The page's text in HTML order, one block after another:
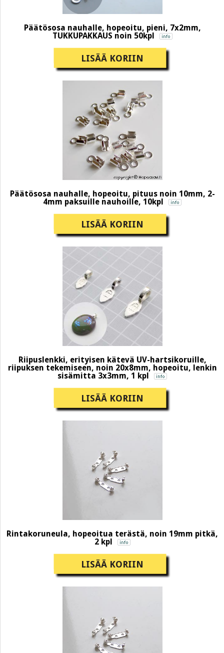
Päätösosa nauhalle, hopeoitu, pieni, 7x2mm,
TUKKUPAKKAUS noin 50kpl
LISÄÄ KORIIN
Päätösosa nauhalle, hopeoitu, pituus noin 10mm, 2-
4mm paksuille nauhoille, 10kpl
LISÄÄ KORIIN
Riipuslenkki, erityisen kätevä UV-hartsikoruille,
riipuksen tekemiseen, noin 20x8mm, hopeoitu, lenkin
sisämitta 3x3mm, 1 kpl
LISÄÄ KORIIN
Rintakoruneula, hopeoitua terästä, noin 19mm pitkä,
2 kpl
LISÄÄ KORIIN